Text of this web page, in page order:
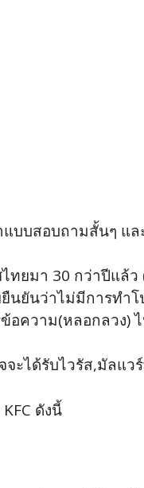
บบสอบถามสั้นๆ แ
ไทยมา 30 กว่าปีแล้
ยืนยันว่าไม่มีการทำ
อความ(หลอกลวง)
ะได้รับไวรัส,มัลแ
ดังนี้